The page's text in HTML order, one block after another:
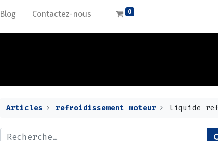
Blog Contactez-nous 0
Articles refroidissement moteur liquide